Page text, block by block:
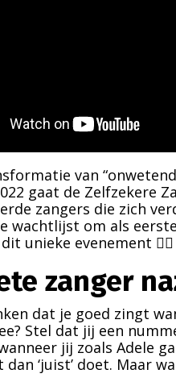
van
gaat de Zelfzekere
zangers die zich
wachtlijst om als
unieke evenement 👇🏻
zanger
dat je goed zingt
Stel dat jij een
jij zoals Adele
‘juist’ doet. Maar